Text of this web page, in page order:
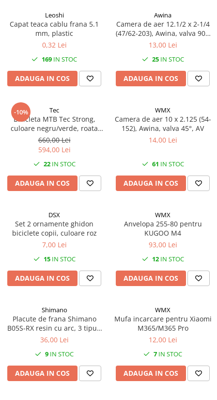
20"
27"-27.5"
28"
29"
700"
Camere
10"
12" - 12.5"
18"
20"
26"
Protecții Camere
Vulcanizare
Accesorii Transmisie
Angrenaje
Leoshi
Capat teaca cablu frana 5.1
mm, plastic
0,32 Lei
169 IN STOC
ADAUGA IN COS
Awina
Camera de aer 12.1/2 x 2-1/4
(47/62-203), Awina, valva 90°,
AV 40mm
13,00 Lei
25IN STOC
ADAUGA IN COS
-10% Tec
Bicicleta MTB Tec Strong,
culoare negru/verde, roata
24", cadru din otel
660,00 Lei
594,00 Lei
22IN STOC
ADAUGA IN COS
WMX
Camera de aer 10 x 2.125 (54-
152), Awina, valva 45°, AV
14,00 Lei
61 IN STOC
ADAUGA IN COS
DSX
Set 2 ornamente ghidon
biciclete copii, culoare roz
7,00 Lei
15IN STOC
ADAUGA IN COS
WMX
Anvelopa 255-80 pentru
KUGOO M4
93,00 Lei
12IN STOC
ADAUGA IN COS
Shimano
Placute de frana Shimano
B05S-RX resin cu arc, 3 tipuri
de split pin
36,00 Lei
9 IN STOC
ADAUGA IN COS
WMX
Mufa incarcare pentru Xiaomi
M365/M365 Pro
12,00 Lei
7 IN STOC
ADAUGA IN COS